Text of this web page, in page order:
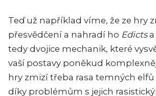
Teď už například víme, že ze hry
přesvědčení a nahradí ho Edictsa
tedy dvojice mechanik, které
vaší postavy poněkud
hry zmizí třeba rasa temných
díky problémům s jejich